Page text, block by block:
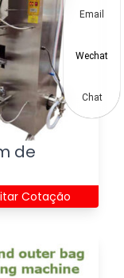
de
Cotação
Email
Wechat
Chat